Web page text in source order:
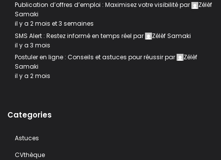
Publication d’offres d’emploi : Maximisez votre visibilitépar
Zélèf
Samaki
il y a 2 mois et 3 semaines
SMS Alert : Restez informé en temps réel par
Zélèf Samaki
il y a 3 mois
Postuler en ligne : Conseils et astuces pour réussirpar
Zélèf
Samaki
il y a 2 mois
Categories
Astuces
CVthèque